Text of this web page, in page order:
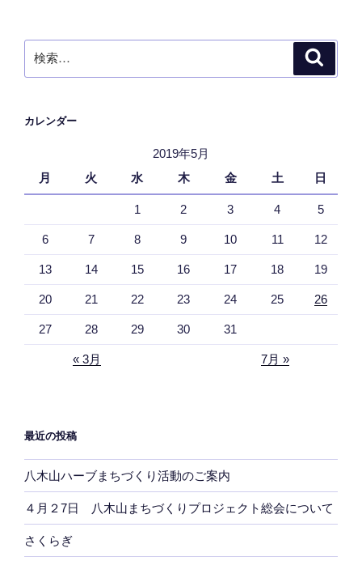
索:
カレンダー
2019年5月
月
火 水 木 金 土 日
1 2 3 4 5
6 7 8 9 10 11 12
13 14 15 16 17 18 19
20 21 22 23 24 25 26
27 28 29 30 31
« 3月 7月 »
最近の投稿
八木山ハーブまちづくり活動のご案内
４月２7日 八木山まちづくりプロジェクト総会について
さくらぎ